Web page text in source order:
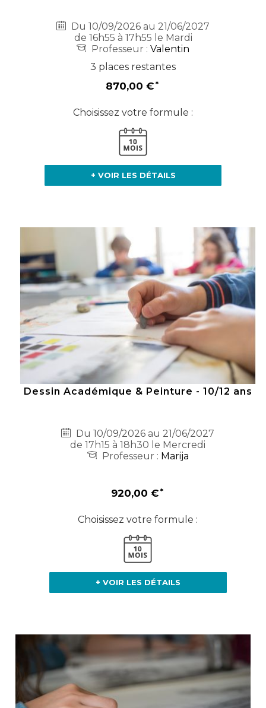
Du 10/09/2026 au 21/06/2027
de 16h55 à 17h55 le Mardi
Professeur : Valentin
3 places restantes
870,00 €
Choisissez votre formule :
+ VOIR LES DÉTAILS
Dessin Académique & Peinture - 10/12 ans
Du 10/09/2026 au 21/06/2027
de 17h15 à 18h30 le Mercredi
Professeur : Marija
920,00 €
Choisissez votre formule :
+ VOIR LES DÉTAILS